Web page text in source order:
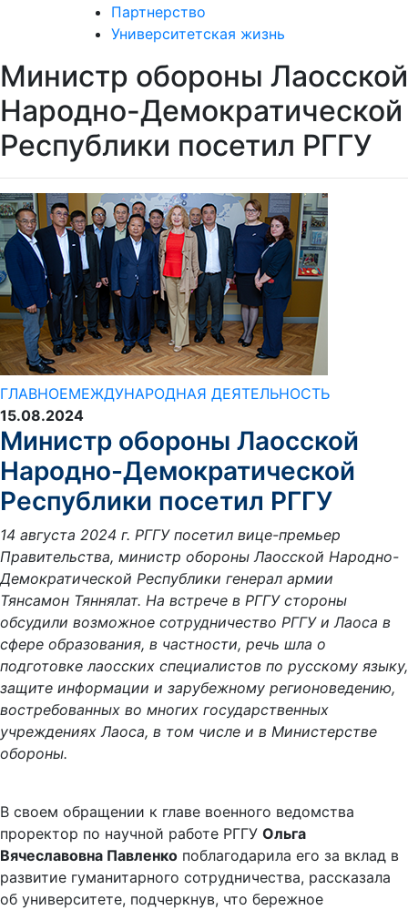
Партнерство
Университетская жизнь
Министр обороны Лаосской
Народно-Демократической
Республики посетил РГГУ
ГЛАВНОЕМЕЖДУНАРОДНАЯ ДЕЯТЕЛЬНОСТЬ
15.08.2024
Министр обороны Лаосской
Народно-Демократической
Республики посетил РГГУ
14 августа 2024 г. РГГУ посетил вице-премьер
Правительства, министр обороны Лаосской Народно-
Демократической Республики генерал армии
Тянсамон Тяннялат. На встрече в РГГУ стороны
обсудили возможное сотрудничество РГГУ и Лаоса в
сфере образования, в частности, речь шла о
подготовке лаосских специалистов по русскому языку,
защите информации и зарубежному регионоведению,
востребованных во многих государственных
учреждениях Лаоса, в том числе и в Министерстве
обороны.
В своем обращении к главе военного ведомства
проректор по научной работе РГГУ Ольга
Вячеславовна Павленко поблагодарила его за вклад в
развитие гуманитарного сотрудничества, рассказала
об университете, подчеркнув, что бережное